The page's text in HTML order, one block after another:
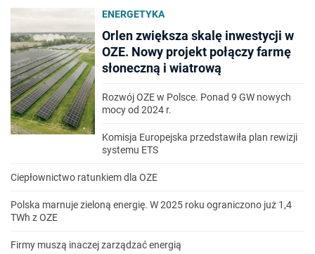
ENERGETYKA
Orlen zwiększa skalę inwestycji w
OZE. Nowy projekt połączy farmę
słoneczną i wiatrową
Rozwój OZE w Polsce. Ponad 9 GW nowych
mocy od 2024 r.
Komisja Europejska przedstawiła plan rewizji
systemu ETS
Ciepłownictwo ratunkiem dla OZE
Polska marnuje zieloną energię. W 2025 roku ograniczono już 1,4
TWh z OZE
Firmy muszą inaczej zarządzać energią